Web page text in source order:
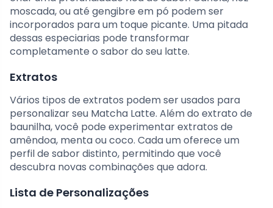
moscada, ou até gengibre em pó podem ser
incorporados para um toque picante. Uma pitada
dessas especiarias pode transformar
completamente o sabor do seu latte.
Extratos
Vários tipos de extratos podem ser usados para
personalizar seu Matcha Latte. Além do extrato de
baunilha, você pode experimentar extratos de
amêndoa, menta ou coco. Cada um oferece um
perfil de sabor distinto, permitindo que você
descubra novas combinações que adora.
Lista de Personalizações